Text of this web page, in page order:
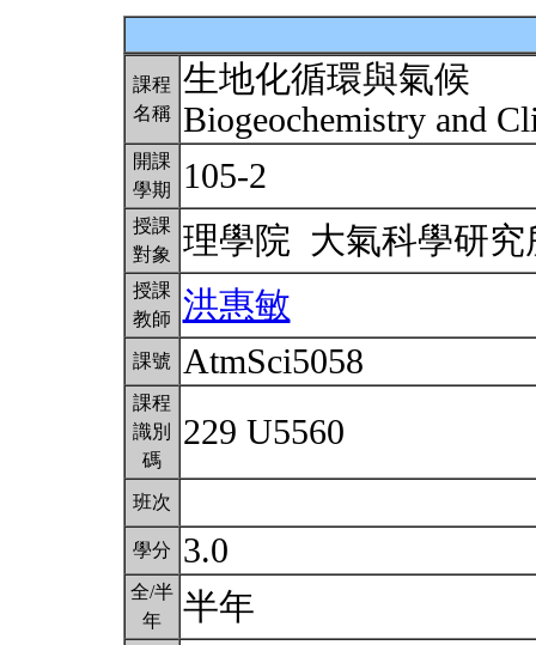
課程
名稱
生地化循環與氣候
Biogeochemistry and
開課
學期
105-2
授課
對象
理學院 大氣科學研
授課
教師
洪惠敏
課號 AtmSci5058
課程
識別
碼
229 U5560
班次
學分 3.0
全/半
年
半年